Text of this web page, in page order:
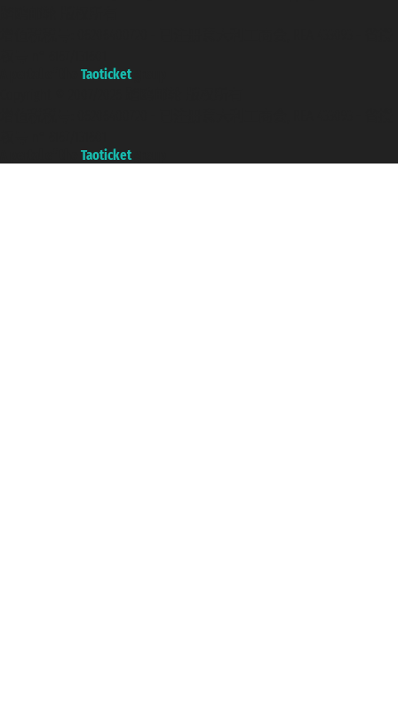
Taoticket
Taoticket